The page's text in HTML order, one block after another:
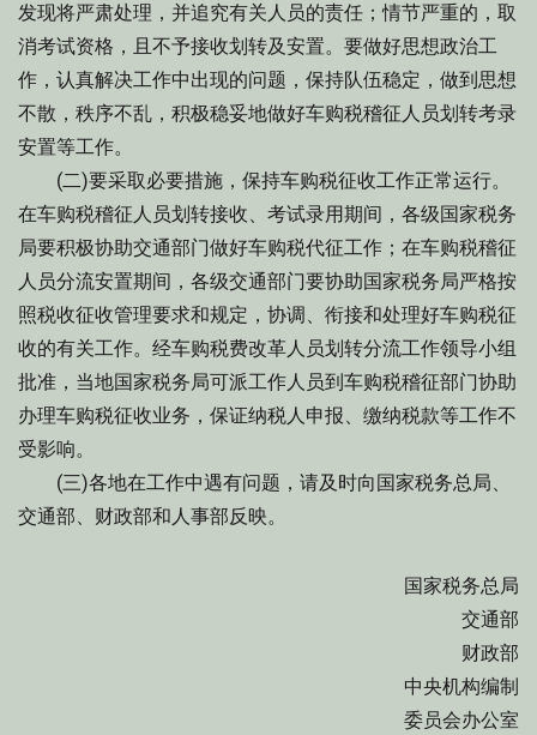
发现将严肃处理，并追究有关人员的责任；情节严重的，取
消考试资格，且不予接收划转及安置。要做好思想政治工
作，认真解决工作中出现的问题，保持队伍稳定，做到思想
不散，秩序不乱，积极稳妥地做好车购税稽征人员划转考录
安置等工作。
(二)要采取必要措施，保持车购税征收工作正常运行。
在车购税稽征人员划转接收、考试录用期间，各级国家税务
局要积极协助交通部门做好车购税代征工作；在车购税稽征
人员分流安置期间，各级交通部门要协助国家税务局严格按
照税收征收管理要求和规定，协调、衔接和处理好车购税征
收的有关工作。经车购税费改革人员划转分流工作领导小组
批准，当地国家税务局可派工作人员到车购税稽征部门协助
办理车购税征收业务，保证纳税人申报、缴纳税款等工作不
受影响。
(三)各地在工作中遇有问题，请及时向国家税务总局、
交通部、财政部和人事部反映。
国家税务总局
交通部
财政部
中央机构编制
委员会办公室